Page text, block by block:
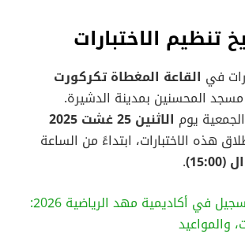
تنظيم الاختبارات
في القاعة المغطاة تكركورت
مسجد المحسنين بمدينة الدشيرة.
يوم الاثنين 25 غشت 2025
هذه الاختبارات، ابتداءً من الساعة
.
التسجيل في أكاديمية مهد الرياضية 2026:
والمواعيد